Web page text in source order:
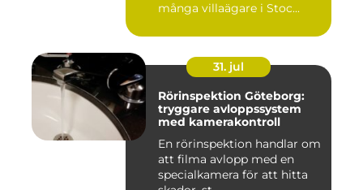
många villaägare i Stoc...
31. jul
Rörinspektion Göteborg:
tryggare avloppssystem
med kamerakontroll
En rörinspektion handlar om
att filma avlopp med en
specialkamera för att hitta